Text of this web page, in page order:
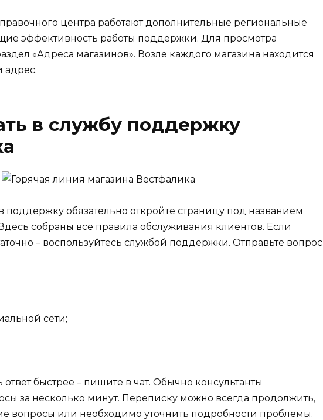
центра работают дополнительные региональные
эффективность работы поддержки. Для просмотра
«Адреса магазинов». Возле каждого магазина находится
адрес.
в службу поддержку
обязательно откройте страницу под названием
собраны все правила обслуживания клиентов. Если
– воспользуйтесь службой поддержки. Отправьте вопрос
сети;
ответ быстрее – пишите в чат. Обычно консультанты
за несколько минут. Переписку можно всегда продолжить,
вопросы или необходимо уточнить подробности проблемы.